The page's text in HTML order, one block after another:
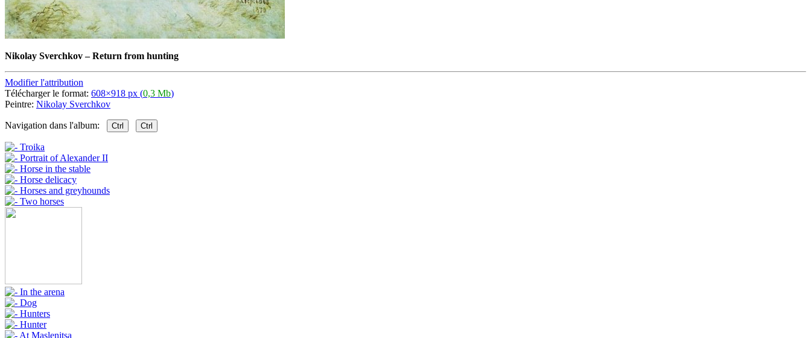
Nikolay Sverchkov–Return from hunting
Modifier l'attribution
Télécharger le format: 608×918 px (0,3 Mb)
Peintre: Nikolay Sverchkov
Navigation dans l'album: Ctrl Ctrl